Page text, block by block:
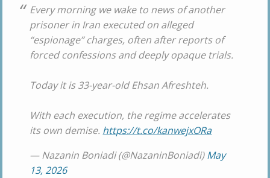
Every morning we wake to news of another
prisoner in Iran executed on alleged
“espionage” charges, often after reports of
forced confessions and deeply opaque trials.
Today it is 33-year-old Ehsan Afreshteh.
With each execution, the regime accelerates
its own demise. https://t.co/kanwejxORa
— Nazanin Boniadi (@NazaninBoniadi)May
13, 2026